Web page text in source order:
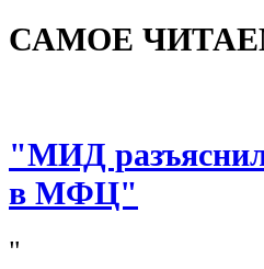
САМОЕ
"МИД
в МФЦ"
"